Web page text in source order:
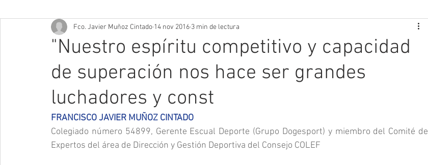
"Nuestro espíritu competitivo y capacidad
de superación nos hace ser grandes
luchadores y const
Fco. Javier Muñoz Cintado 14 nov 2016 3 min de lectura
FRANCISCO JAVIER MUÑOZ CINTADO
Colegiado número 54899, Gerente Escual Deporte (Grupo Dogesport) y miembro del Comité de
Expertos del área de Dirección y Gestión Deportiva del Consejo COLEF